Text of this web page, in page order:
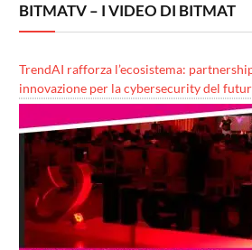
BITMATV – I VIDEO DI BITMAT
TrendAI rafforza l’ecosistema:
innovazione per la cybersecurity del